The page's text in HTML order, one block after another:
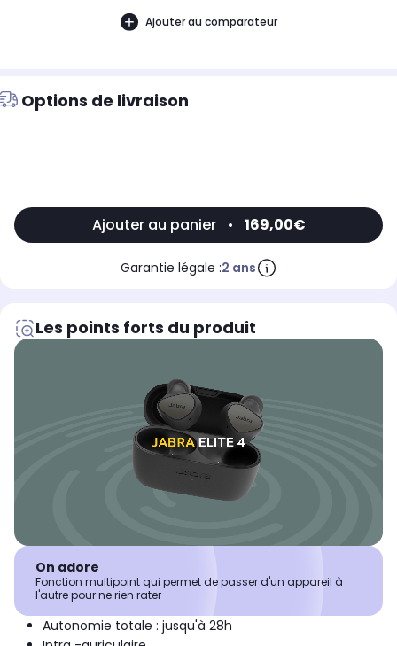
Ajouter au comparateur
Options de livraison
Ajouter au panier • 169,00€
Garantie légale :2 ans
Les points forts du produit
On adore
Fonction multipoint qui permet de passer d'un appareil à
l'autre pour ne rien rater
Autonomie totale : jusqu'à 28h